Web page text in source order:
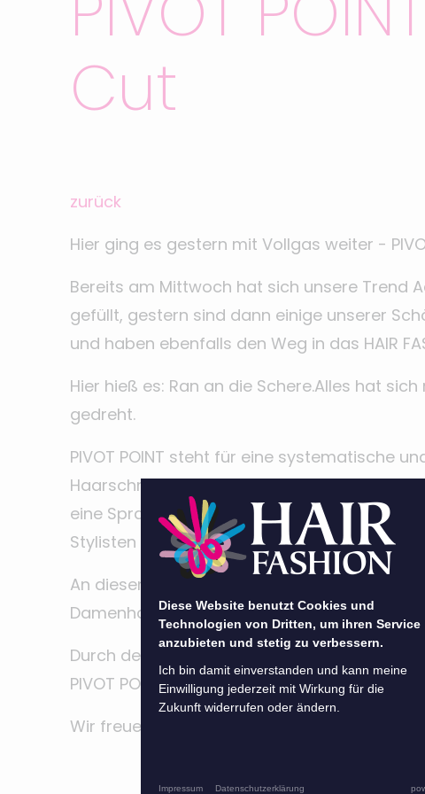
Cut
zurück
Hier ging es gestern mit Vollgas weiter -
Bereits am Mittwoch hat sich unsere Trend
gefüllt, gestern sind dann einige unserer
und haben ebenfalls den Weg in das HAIR
Hier hieß es: Ran an die Schere.Alles hat
gedreht.
PIVOT POINT steht für eine systematische
Haarschneidens, die zu vorhersehbaren
eine Sprache, mit der sich SchönerMacher
Stylisten verständigen können.
An diesem Tag nehmen wir uns Zeit für die
Damenhaarschnitte.
Durch den Tag geführt wurden unsere
PIVOT POINT Trainer.
Wir freuen uns schon auf das nächste Mal!
Diese Website benutzt Cookies und
Technologien von Dritten, um ihren Service
anzubieten und stetig zu verbessern.
Ich bin damit einverstanden und kann meine
Einwilligung jederzeit mit Wirkung für die
Zukunft widerrufen oder ändern.
Impressum Datenschutzerklärung